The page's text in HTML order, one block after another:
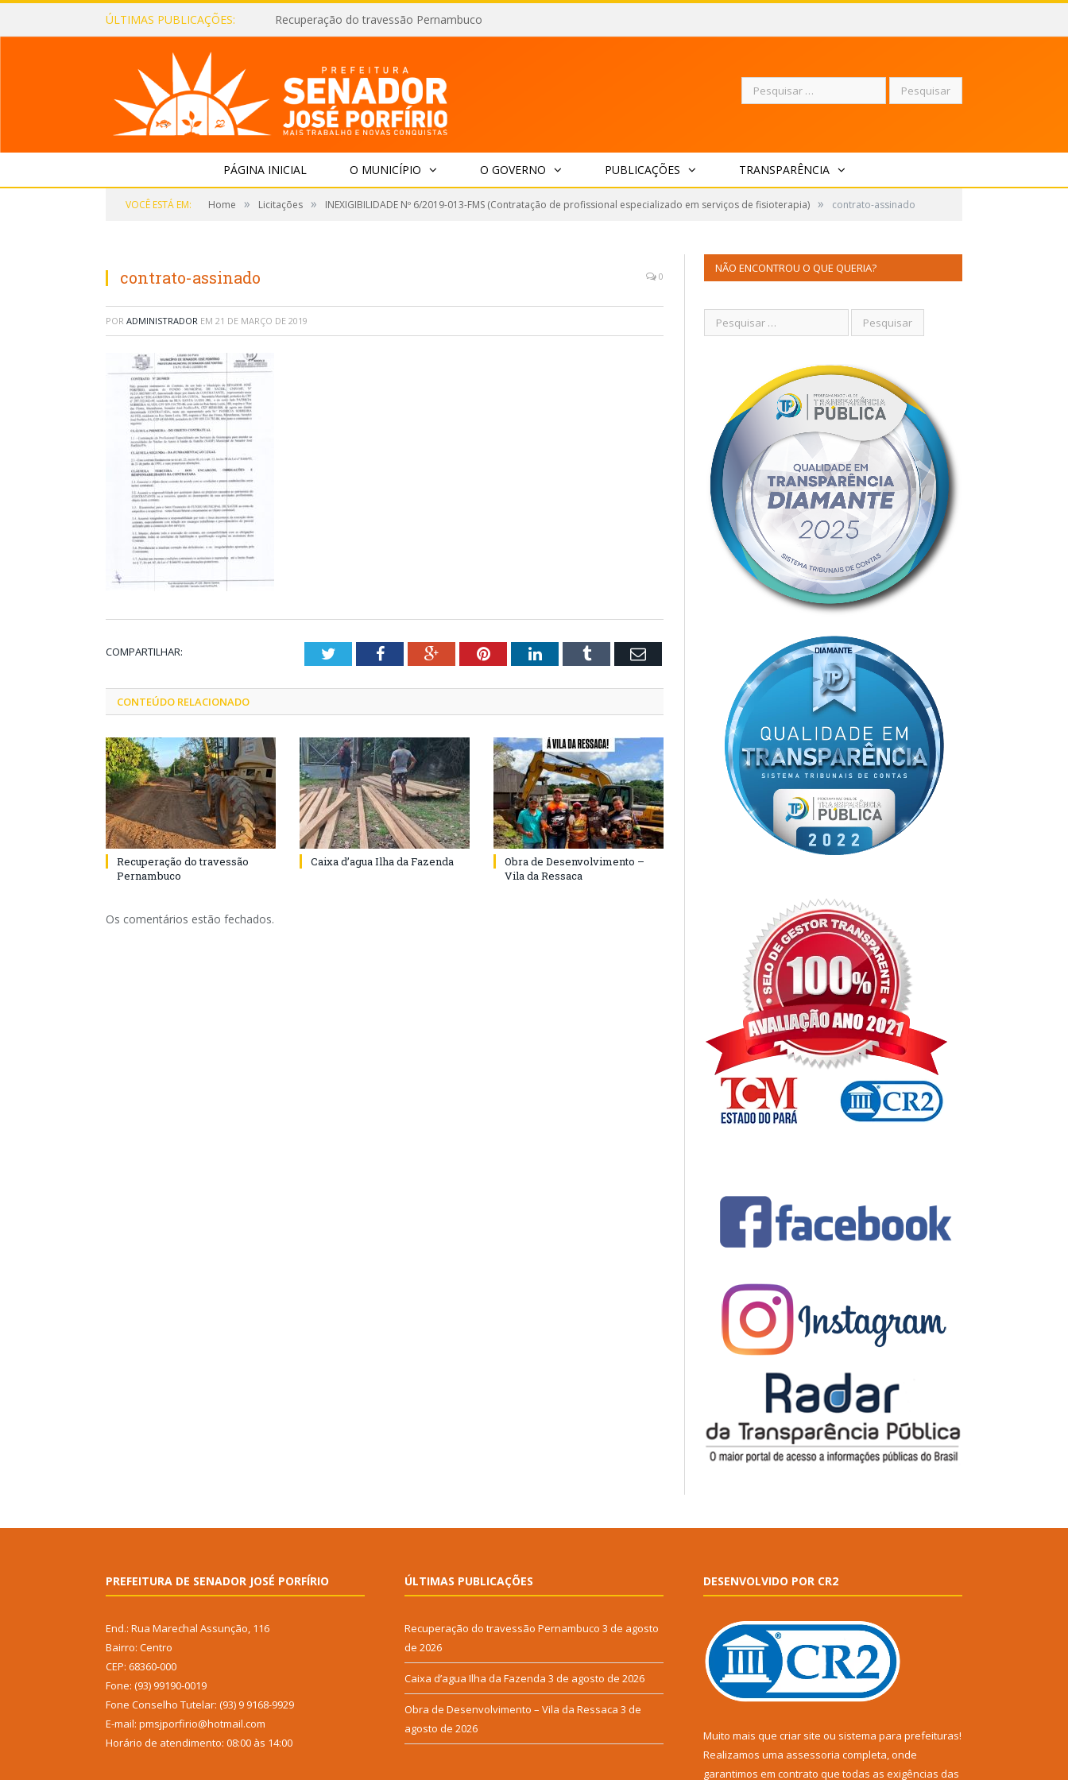
ÚLTIMAS PUBLICAÇÕES: Recuperação do travessão Pernambuco
Pesquisar
por:
PÁGINA INICIAL O MUNICÍPIO O GOVERNO PUBLICAÇÕES TRANSPARÊNCIA
VOCÊ ESTÁ EM: Home » Licitações » INEXIGIBILIDADE Nº 6/2019-013-FMS (Contratação de profissional especializado em serviços de fisioterapia) » contrato-assinado
contrato-assinado 0
POR ADMINISTRADOR EM 21 DE MARÇO DE 2019
COMPARTILHAR: TwitterFacebookGoogle+PinterestLinkedInTumblr Email
CONTEÚDO RELACIONADO
Recuperação do travessão
Pernambuco
Caixa d’agua Ilha da Fazenda
Obra de Desenvolvimento –
Vila da Ressaca
Os comentários estão fechados.
NÃO ENCONTROU O QUE QUERIA?
PREFEITURA DE SENADOR JOSÉ PORFÍRIO
End.: Rua Marechal Assunção, 116
Bairro: Centro
CEP: 68360-000
Fone: (93) 99190-0019
Fone Conselho Tutelar: (93) 9 9168-9929
E-mail: pmsjporfirio@hotmail.com
Horário de atendimento: 08:00 às 14:00
ÚLTIMAS PUBLICAÇÕES
Recuperação do travessão Pernambuco 3 de agosto
de 2026
Caixa d’agua Ilha da Fazenda 3 de agosto de 2026
Obra de Desenvolvimento – Vila da Ressaca 3 de
agosto de 2026
DESENVOLVIDO POR CR2
Muito mais que criar site ou sistema para prefeituras!
Realizamos uma assessoria completa, onde
garantimos em contrato que todas as exigências das